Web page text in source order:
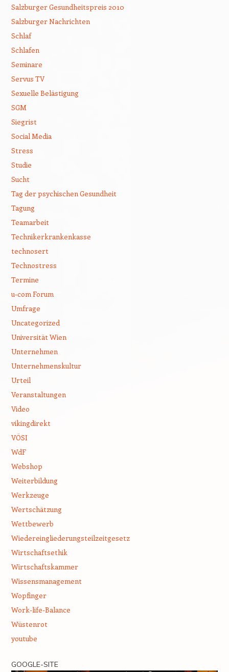
Salzburger Gesundheitspreis 2010
Salzburger Nachrichten
Schlaf
Schlafen
Seminare
Servus TV
Sexuelle Belästigung
SGM
Siegrist
Social Media
Stress
Studie
Sucht
Tag der psychischen Gesundheit
Tagung
Teamarbeit
Technikerkrankenkasse
technosert
Technostress
Termine
u-com Forum
Umfrage
Uncategorized
Universität Wien
Unternehmen
Unternehmenskultur
Urteil
Veranstaltungen
Video
vikingdirekt
VÖSI
WdF
Webshop
Weiterbildung
Werkzeuge
Wertschätzung
Wettbewerb
Wiedereingliederungsteilzeitgesetz
Wirtschaftsethik
Wirtschaftskammer
Wissensmanagement
Wopfinger
Work-life-Balance
Wüstenrot
youtube
GOOGLE-SITE